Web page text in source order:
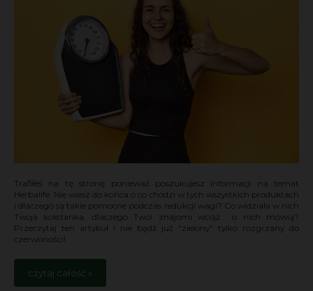
Trafiłeś na tę stronę ponieważ poszukujesz informacji na temat
Herbalife. Nie wiesz do końca o co chodzi w tych wszystkich produktach
i dlaczego są takie pomocne podczas redukcji wagi? Co widziała w nich
Twoja koleżanka, dlaczego Twoi znajomi wciąż o nich mówią?
Przeczytaj ten artykuł i nie bądź już "zielony" tylko rozgrzany do
czerwoności!
czytaj całość »